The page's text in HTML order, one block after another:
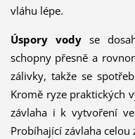
vláhu lépe.
Úspory vodyse
schopny přesně a
zálivky, takže se
Kromě ryze praktických
závlaha i k vytvoření
Probíhající závlaha